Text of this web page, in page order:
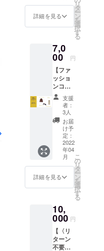
手紙は
同時に
注意 ・
靴下の
サイ
ズ、色
をお選
びくだ
さい。
・備考
欄にお
名前
（漢字/
カタカ
ナフル
ネー
ム）で
下さ
い。 ・
込みの
値段設
定で
す。靴
下本来
ジナル
ステッ
カー ③
サン
レター
（小）
▼詳細
・靴下2
色、ス
テッ
カー、
手紙の
詰め合
わせプ
ランで
す。 ・
靴下、
ステッ
カー、
手紙は
同時に
注意 ・
靴下の
サイ
ズ、色
の組み
合わせ
詳細を見る
リ
タ
ー
ン
を
選
択
す
る
7,0
00 円
【ファ
ッショ
ンコー
ディ
ネー
ト】 ▼
内容
①4時間
の中
で、お
客様の
予算、
イメー
ジに合
わせて
一緒に
ディ
ネート
をくみ
ます。
▼注意
・服や
支援
者：
3人
お届
け予
定：
2022
年04
月
詳細を見る
こ
の
リ
タ
ー
ン
を
選
択
す
る
10,
000 円
【〈リ
ターン
不要の